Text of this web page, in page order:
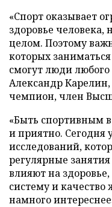
«Спорт оказывает
здоровье человека,
целом. Поэтому
которых
смогут люди любого
Александр
чемпион, член
«Быть спортивным
и приятно. Сегодня
исследований,
регулярные
влияют на
систему и
намного